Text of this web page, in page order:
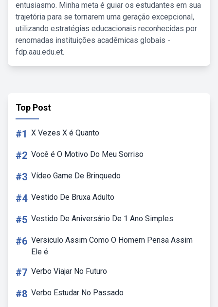
entusiasmo. Minha meta é guiar os estudantes em sua
trajetória para se tornarem uma geração excepcional,
utilizando estratégias educacionais reconhecidas por
renomadas instituições acadêmicas globais -
fdp.aau.edu.et.
Top Post
#1 X Vezes X é Quanto
#2 Você é O Motivo Do Meu Sorriso
#3 Vídeo Game De Brinquedo
#4 Vestido De Bruxa Adulto
#5 Vestido De Aniversário De 1 Ano Simples
#6 Versiculo Assim Como O Homem Pensa Assim
Ele é
#7 Verbo Viajar No Futuro
#8 Verbo Estudar No Passado